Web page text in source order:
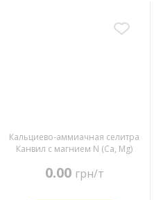
Кальциево-аммиачная селитра
Канвил с магнием N (Ca, Mg)
0.00 грн/т